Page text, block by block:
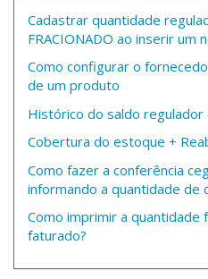
Cadastrar quantidade
FRACIONADO ao inserir um
Como configurar o
de um produto
Histórico do saldo regulador
Cobertura do estoque +
Como fazer a conferência
informando a quantidade de
Como imprimir a quantidade
faturado?